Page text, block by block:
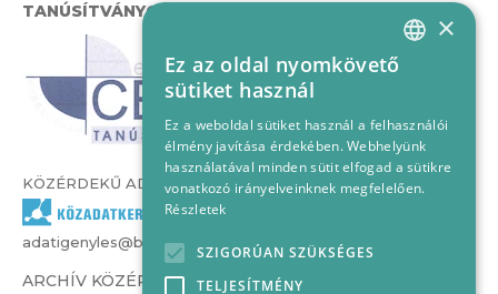
TANÚSÍTVÁNYOK
KÖZÉRDEKŰ ADATOK
adatigenyles@bvcs.hu
ARCHÍV KÖZÉRDEKŰ ADATOK –
HUNGARIAN
×
Ez az oldal nyomkövető
sütiket használ
Ez a weboldal sütiket használ a felhasználói
élmény javítása érdekében. Webhelyünk
használatával minden sütit elfogad a sütikre
vonatkozó irányelveinknek megfelelően.
Részletek
SZIGORÚAN SZÜKSÉGES
TELJESÍTMÉNY